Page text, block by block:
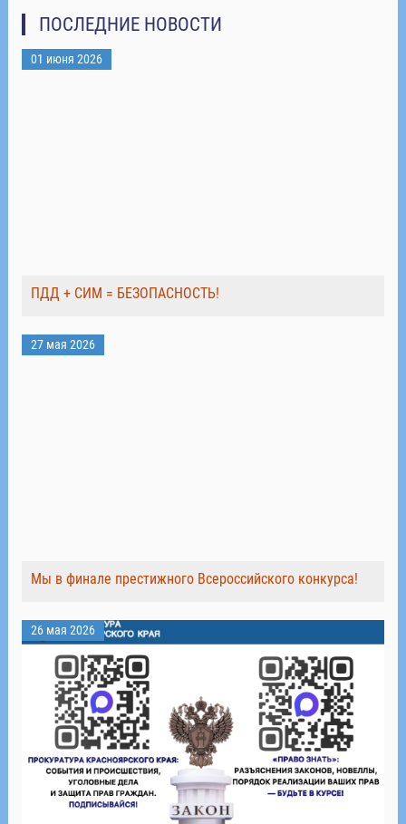
ПОСЛЕДНИЕ НОВОСТИ
01 июня 2026
ПДД + СИМ = БЕЗОПАСНОСТЬ!
27 мая 2026
Мы в финале престижного Всероссийского конкурса!
26 мая 2026